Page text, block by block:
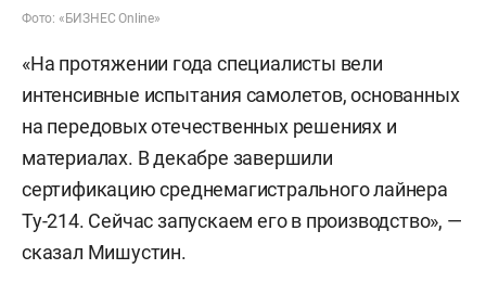
Фото: «БИЗНЕС Online»
«На протяжении года специалисты вели
интенсивные испытания самолетов, основанных
на передовых отечественных решениях и
материалах. В декабре завершили
сертификацию среднемагистрального лайнера
Ту-214. Сейчас запускаем его в производство», —
сказал Мишустин.